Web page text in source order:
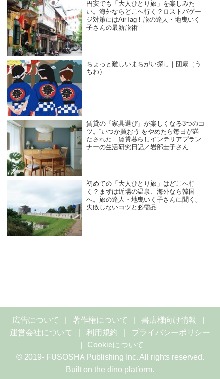
円安でも「大人ひとり旅」を楽しみた
い。海外ならどこへ行く？ロストバゲー
ジ対策にはAirTag！旅の達人・地曳いく
子さんの最新旅術
ちょっと難しいまちがい探し｜団扇（う
ちわ）
賃貸の「家具選び」が楽しくなる3つのコ
ツ。“いつか買おう”をやめたら毎日が満
たされた｜賃貸暮らしインテリアプラン
ナーの生活研究日記／岩部圭子さん
初めての「大人ひとり旅」はどこへ行
く？まずは近場の温泉、海外なら韓国
へ。旅の達人・地曳いく子さんに聞く、
失敗しないコツと必需品
広告について 著作権について
書店様向け情報
運営会社について
利用規約
プライバシーポリシー
Cookieについて
© 2019- FUSOSHA Publishing Inc. All rights reserved.
Built on the dino platform.